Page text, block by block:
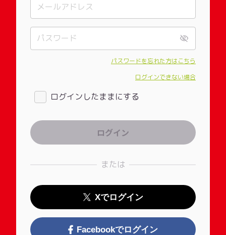
パスワードを忘れた方はこちら
ログインできない場合
ログインしたままにする
または
Xでログイン
Facebookでログイン